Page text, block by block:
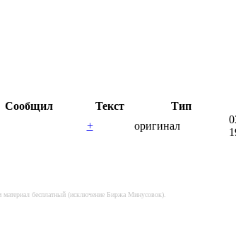
Сообщил Текст Тип
+ оригинал
материал бесплатный (исключение Биржа Минусовок).